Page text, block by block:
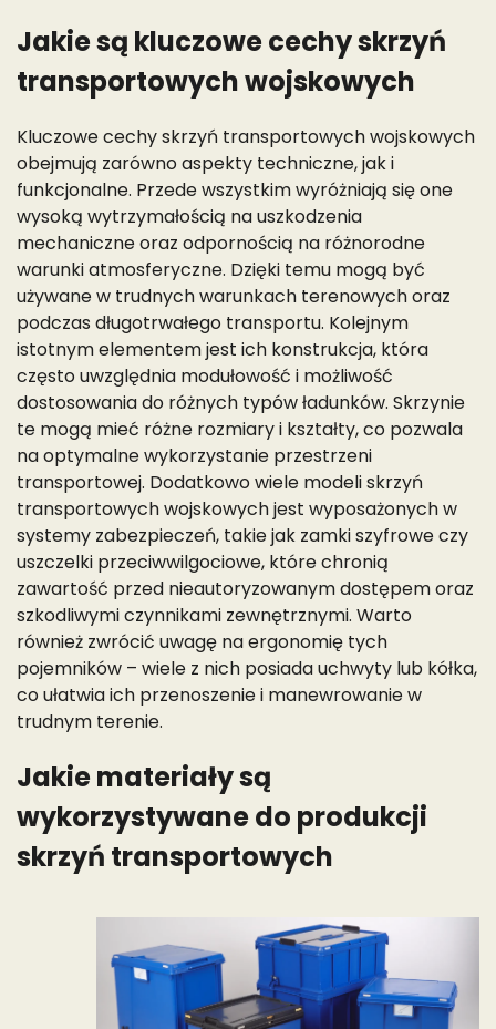
Jakie są kluczowe cechy skrzyń
transportowych wojskowych
Kluczowe cechy skrzyń transportowych wojskowych
obejmują zarówno aspekty techniczne, jak i
funkcjonalne. Przede wszystkim wyróżniają się one
wysoką wytrzymałością na uszkodzenia
mechaniczne oraz odpornością na różnorodne
warunki atmosferyczne. Dzięki temu mogą być
używane w trudnych warunkach terenowych oraz
podczas długotrwałego transportu. Kolejnym
istotnym elementem jest ich konstrukcja, która
często uwzględnia modułowość i możliwość
dostosowania do różnych typów ładunków. Skrzynie
te mogą mieć różne rozmiary i kształty, co pozwala
na optymalne wykorzystanie przestrzeni
transportowej. Dodatkowo wiele modeli skrzyń
transportowych wojskowych jest wyposażonych w
systemy zabezpieczeń, takie jak zamki szyfrowe czy
uszczelki przeciwwilgociowe, które chronią
zawartość przed nieautoryzowanym dostępem oraz
szkodliwymi czynnikami zewnętrznymi. Warto
również zwrócić uwagę na ergonomię tych
pojemników – wiele z nich posiada uchwyty lub kółka,
co ułatwia ich przenoszenie i manewrowanie w
trudnym terenie.
Jakie materiały są
wykorzystywane do produkcji
skrzyń transportowych